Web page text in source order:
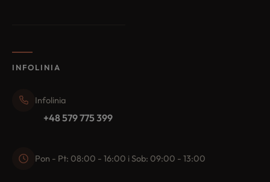
INFOLINIA
Infolinia
+48 579 775 399
Pon - Pt: 08:00 - 16:00 i Sob: 09:00 - 13:00